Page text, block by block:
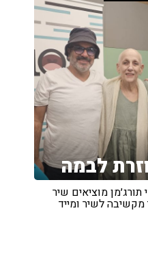
לבמה
תורג׳מן מוציאים שיר
מקשיבה לשיר ומייד